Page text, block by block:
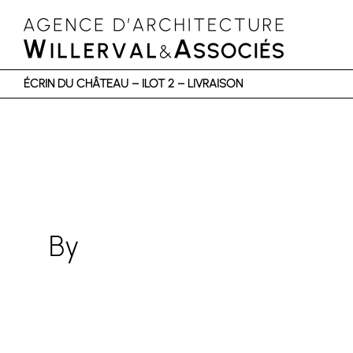
ÉCRIN DU CHÂTEAU – ILOT 2 – LIVRAISON
By